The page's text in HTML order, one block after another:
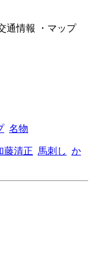
通情報 ・マップ
名物
藤清正 馬刺し か